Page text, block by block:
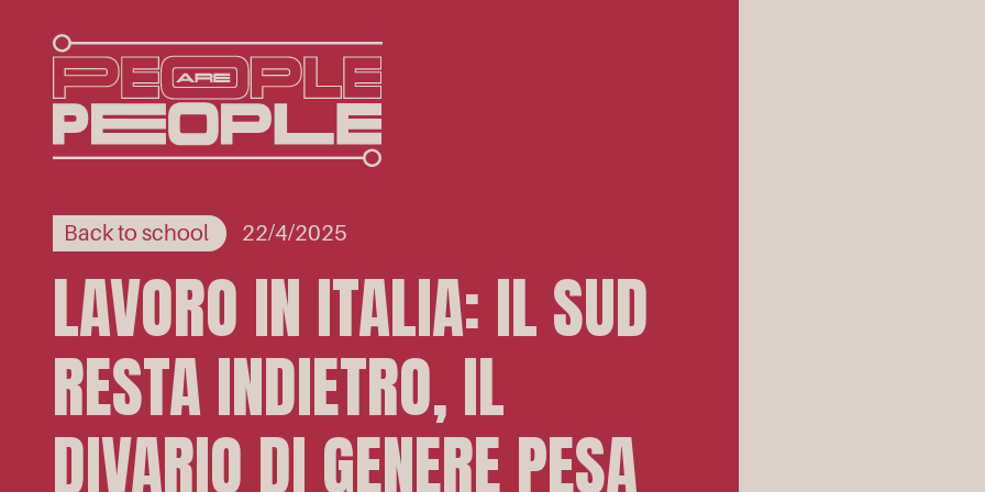
Back to school 22/4/2025
LAVORO IN ITALIA: IL SUD
RESTA INDIETRO, IL
DIVARIO DI GENERE PESA